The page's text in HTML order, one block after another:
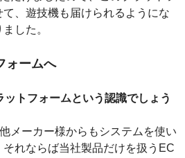
、遊技機も届けられるようにな
した。
ォームへ
トフォームという認識でしょう
メーカー様からもシステムを使い
れならば当社製品だけを扱うEC